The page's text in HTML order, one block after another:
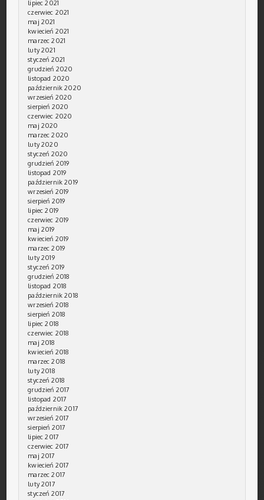
lipiec 2021
czerwiec 2021
maj 2021
kwiecień 2021
marzec 2021
luty 2021
styczeń 2021
grudzień 2020
listopad 2020
październik 2020
wrzesień 2020
sierpień 2020
czerwiec 2020
maj 2020
marzec 2020
luty 2020
styczeń 2020
grudzień 2019
listopad 2019
październik 2019
wrzesień 2019
sierpień 2019
lipiec 2019
czerwiec 2019
maj 2019
kwiecień 2019
marzec 2019
luty 2019
styczeń 2019
grudzień 2018
listopad 2018
październik 2018
wrzesień 2018
sierpień 2018
lipiec 2018
czerwiec 2018
maj 2018
kwiecień 2018
marzec 2018
luty 2018
styczeń 2018
grudzień 2017
listopad 2017
październik 2017
wrzesień 2017
sierpień 2017
lipiec 2017
czerwiec 2017
maj 2017
kwiecień 2017
marzec 2017
luty 2017
styczeń 2017